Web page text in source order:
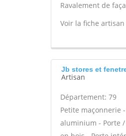
Ravalement de
Voir la fiche artisan
Jb stores et
Artisan
Département: 79
Petite maçonnerie
aluminium - Porte /